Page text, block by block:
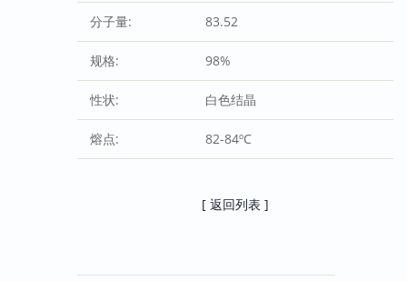
分子量: 83.52
规格: 98%
性状: 白色结晶
熔点: 82-84ºC
[ 返回列表 ]